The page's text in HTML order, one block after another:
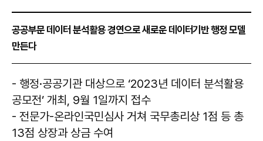
공공부문 데이터 분석활용 경연으로 새로운 데이터기반 행정 모델
만든다
- 행정·공공기관 대상으로 ‘2023년 데이터 분석활용
공모전’ 개최, 9월 1일까지 접수
- 전문가-온라인국민심사 거쳐 국무총리상 1점 등 총
13점 상장과 상금 수여